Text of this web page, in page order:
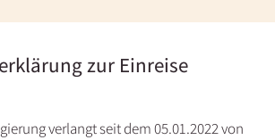
zur Einreise
verlangt seit dem 05.01.2022 von